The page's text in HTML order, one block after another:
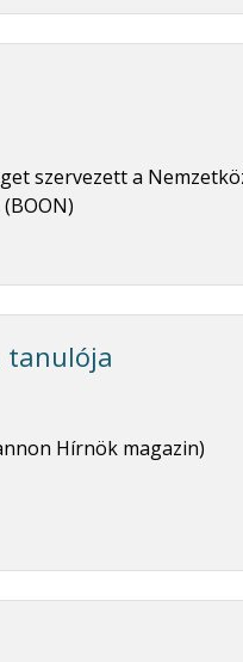
szervezett a
tanulója
Hírnök magazin)